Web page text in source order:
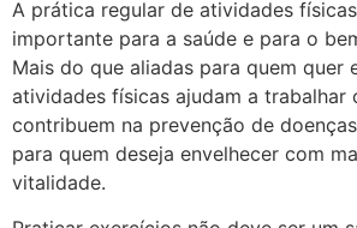
A prática regular de atividades
importante para a saúde e para o
Mais do que aliadas para quem quer
atividades físicas ajudam a trabalhar
contribuem na prevenção de
para quem deseja envelhecer com
vitalidade.